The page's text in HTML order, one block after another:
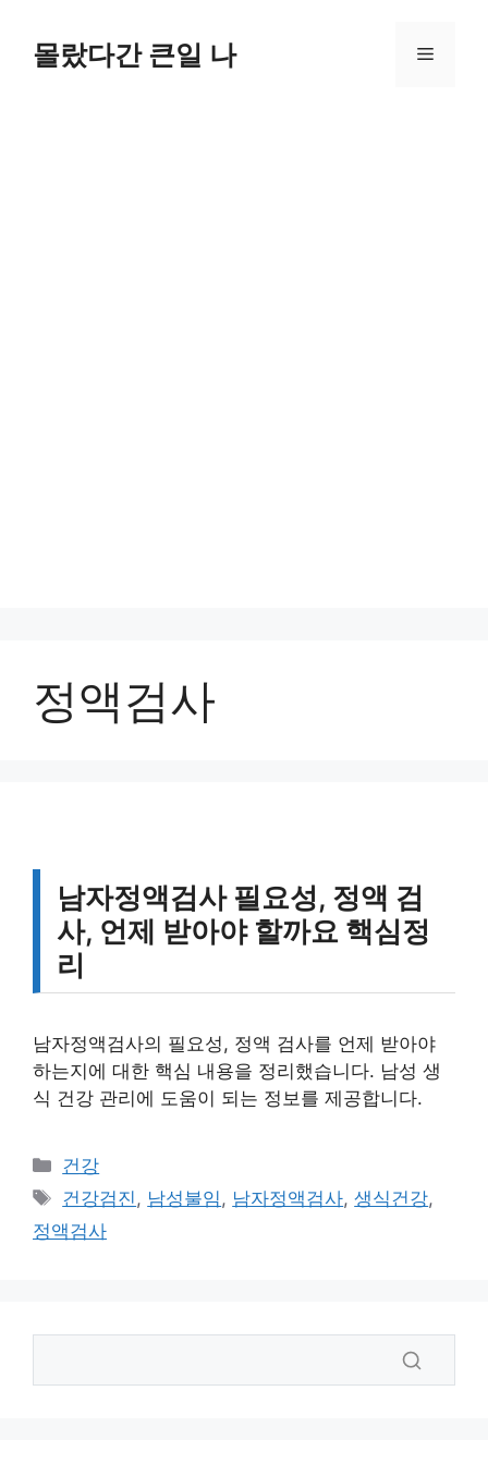
몰랐다간 큰일 나 메
정액검사
남자정액검사 필요성, 정액 검
사, 언제 받아야 할까요 핵심정
리
남자정액검사의 필요성, 정액 검사를 언제 받아야
하는지에 대한 핵심 내용을 정리했습니다. 남성 생
식 건강 관리에 도움이 되는 정보를 제공합니다.
카
테
리
건강
태
그
건강검진, 남성불임, 남자정액검사,생식건강,
정액검사